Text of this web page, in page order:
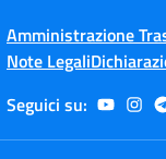
Amministrazione
Note Legali
Seguici su: